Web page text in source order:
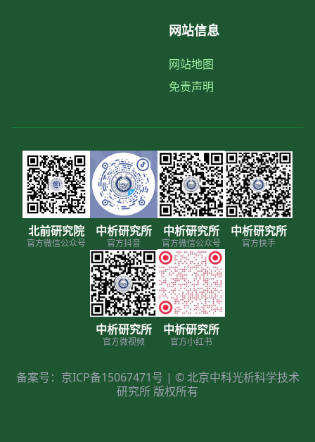
网站信息
网站地图
免责声明
北前研究院
官方微信公众号
中析研究所
官方抖音
中析研究所
官方微信公众号
中析研究所
官方快手
中析研究所
官方微视频
中析研究所
官方小红书
备案号：京ICP备15067471号 | © 北京中科光析科学技术
研究所 版权所有